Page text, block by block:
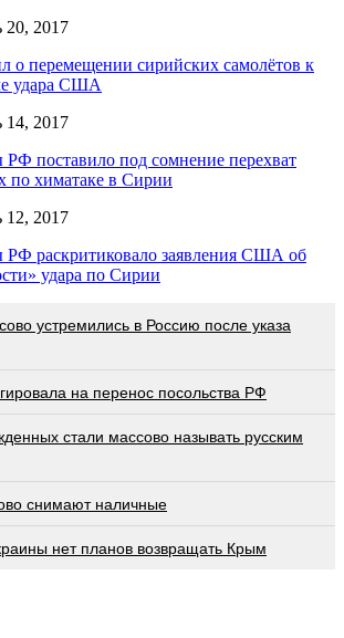
20, 2017
о перемещении сирийских самолётов к
удара США
14, 2017
поставило под сомнение перехват
химатаке в Сирии
12, 2017
раскритиковало заявления США об
удара по Сирии
устремились в Россию после указа
на перенос посольства РФ
стали массово называть русским
снимают наличные
нет планов возвращать Крым